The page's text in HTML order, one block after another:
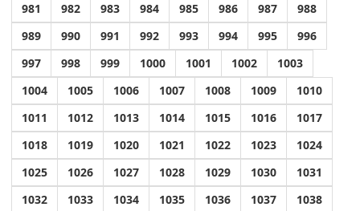
981
982 983 984 985 986 987
988
989
990 991 992 993 994 995
996
997
998 999 1000 1001 1002
1003
1004
1005 1006 1007 1008 1009
1010
1011
1012 1013 1014 1015 1016
1017
1018
1019 1020 1021 1022 1023
1024
1025
1026 1027 1028 1029 1030
1031
1032
1033 1034 1035 1036 1037
1038